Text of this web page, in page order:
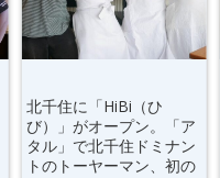
北千住に「HiBi（ひ
び）」がオープン。「ア
タル」で北千住ドミナン
トのトーヤーマン、初の